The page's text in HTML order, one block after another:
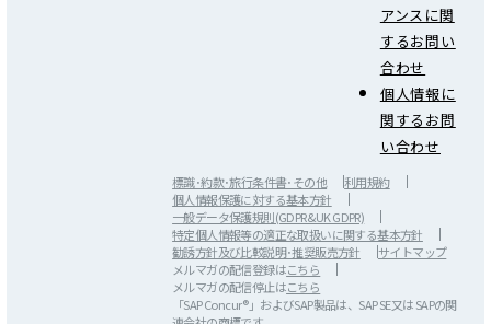
アンスに関
するお問い
合わせ
個人情報に
関するお問
い合わせ
標識･約款･旅行条件書･その他
利用規約
個人情報保護に対する基本方針
一般データ保護規則(GDPR&UK GDPR)
特定個人情報等の適正な取扱いに関する基本方針
勧誘方針及び比較説明･推奨販売方針
サイトマップ
メルマガの配信登録はこちら
メルマガの配信停止はこちら
「SAP Concur®」およびSAP製品は、SAP SE又は SAPの関